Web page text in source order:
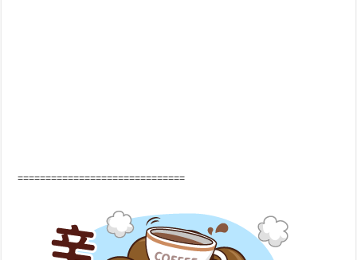
==============================